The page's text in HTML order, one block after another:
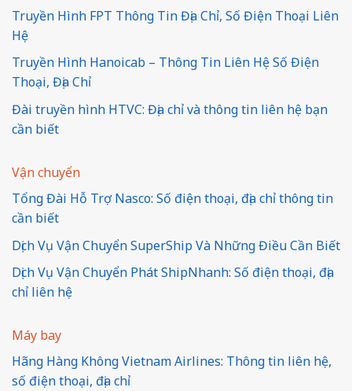
Truyền Hình FPT Thông Tin Địa Chỉ, Số Điện Thoại Liên
Hệ
Truyền Hình Hanoicab – Thông Tin Liên Hệ Số Điện
Thoại, Địa Chỉ
Đài truyền hình HTVC: Địa chỉ và thông tin liên hệ bạn
cần biết
Vận chuyển
Tổng Đài Hỗ Trợ Nasco: Số điện thoại, địa chỉ thông tin
cần biết
Dịch Vụ Vận Chuyển SuperShip Và Những Điều Cần Biết
Dịch Vụ Vận Chuyển Phát ShipNhanh: Số điện thoại, địa
chỉ liên hệ
Máy bay
Hãng Hàng Không Vietnam Airlines: Thông tin liên hệ,
số điện thoại, địa chỉ